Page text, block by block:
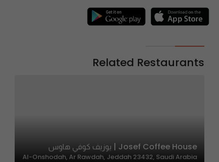
Related Restaurants
Josef Coffee House | يوزيف كوفي هاوس
Al-Onshodah, Ar Rawdah, Jeddah 23432, Saudi Arabia